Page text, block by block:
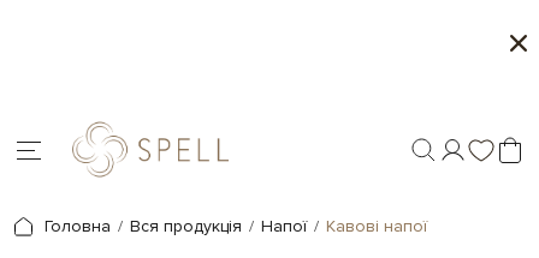
Головна Вся продукція Напої Кавові напої